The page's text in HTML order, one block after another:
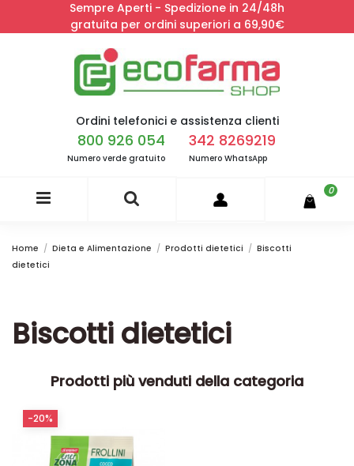
Sempre Aperti - Spedizione in 24/48h
gratuita per ordini superiori a 69,90€
Ordini telefonici e assistenza clienti
800 926 054
Numero verde gratuito
342 8269219
Numero WhatsApp
0
Home Dieta e Alimentazione Prodotti dietetici
Biscotti
dietetici
Biscotti dietetici
Prodotti più venduti della categoria
-20%